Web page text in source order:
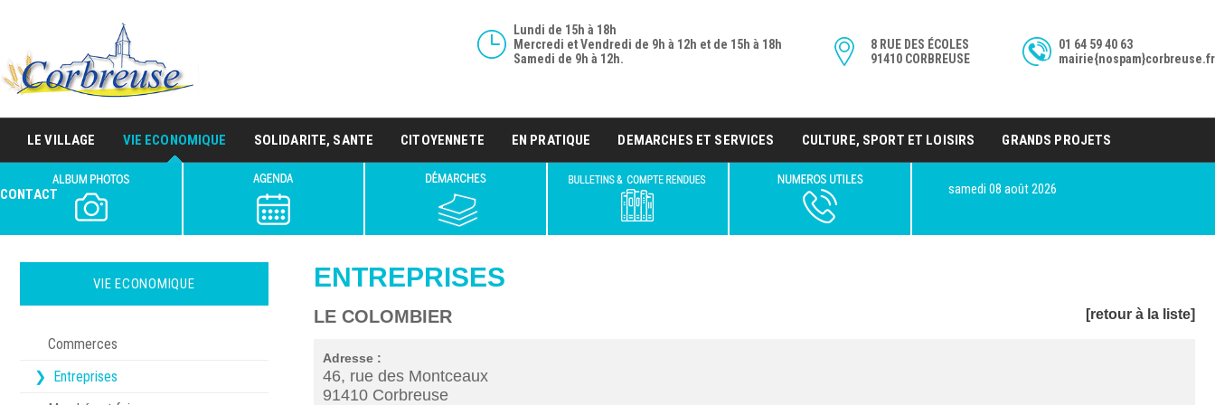
Lundi de 15h à 18h
Mercredi et Vendredi de 9h à 12h et de 15h à 18h
Samedi de 9h à 12h.
8 RUE DES ÉCOLES
91410 CORBREUSE
01 64 59 40 63
mairie{nospam}corbreuse.fr
LE VILLAGE VIE ECONOMIQUE SOLIDARITE, SANTE CITOYENNETE EN PRATIQUE DEMARCHES ET SERVICES CULTURE, SPORT ET LOISIRS GRANDS PROJETS
CONTACT samedi 08 août 2026
VIE ECONOMIQUE
Commerces
Entreprises
ENTREPRISES
LE COLOMBIER [retour à la liste]
Adresse :
46, rue des Montceaux
91410 Corbreuse